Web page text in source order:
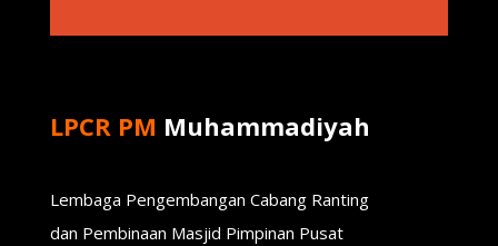
LPCR PM Muhammadiyah
Lembaga Pengembangan Cabang Ranting
dan Pembinaan Masjid Pimpinan Pusat